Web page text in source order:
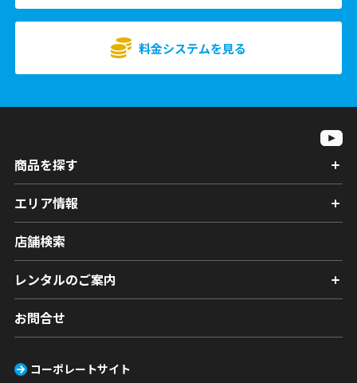
料金システムを見る
商品を探す
エリア情報
店舗検索
レンタルのご案内
お問合せ
コーポレートサイト